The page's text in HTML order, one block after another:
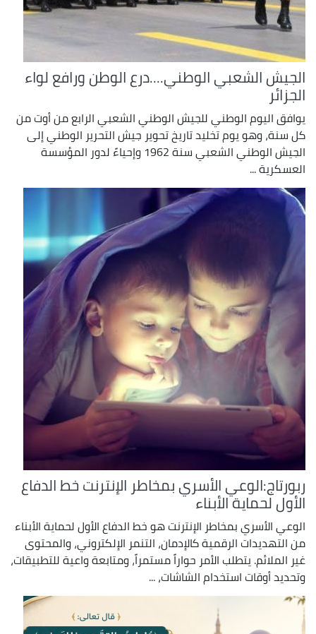
الجيش الشعبي الوطني....درع الوطن ورافع لواء
الجزائر
يوافق اليوم الوطني للجيش الوطني الشعبي الرابع من أوت من
كل سنة، وهو يوم تخليد تاريخ تحوير جيش التحرير الوطني إلى
الجيش الوطني الشعبي سنة 1962 وإحياءً لدور المؤسسة
العسكرية ...
ربورتاج:الوعي الأسري بمخاطر الإنترنت خط الدفاع
الأول لحماية الأبناء
الوعي الأسري بمخاطر الإنترنت هو خط الدفاع الأول لحماية الأبناء
من التهديدات الرقمية كالإدمان، التنمر الإلكتروني، والمحتوى
غير الملائم. يتطلب الأمر حواراً مستمراً، ومتابعة واعية للتطبيقات،
وتحديد أوقات استخدام الشاشات، ...